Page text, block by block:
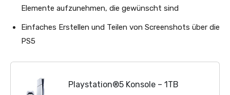
Elemente aufzunehmen, die gewünscht sind
Einfaches Erstellen und Teilen von Screenshots über die
PS5
Playstation®5 Konsole – 1TB